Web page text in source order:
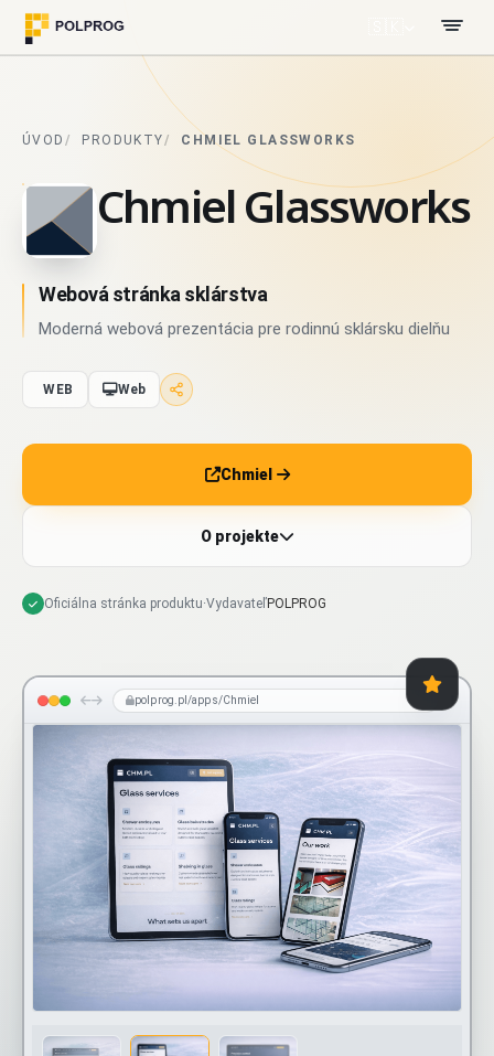
ÚVOD PRODUKTY CHMIEL GLASSWORKS
Chmiel Glassworks
Webová stránka sklárstva
Moderná webová prezentácia pre rodinnú sklársku dielňu
WEB Web
Chmiel
O projekte
Oficiálna stránka produktu·VydavateľPOLPROG
polprog.pl/apps/Chmiel